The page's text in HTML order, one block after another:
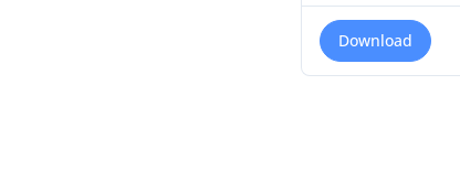
Download